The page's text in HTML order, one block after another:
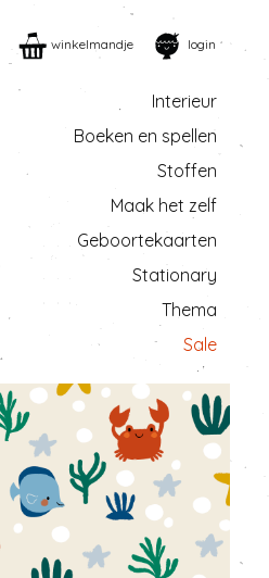
winkelmandje login
Interieur
Boeken en spellen
Stoffen
Maak het zelf
Geboortekaarten
Stationary
Thema
Sale